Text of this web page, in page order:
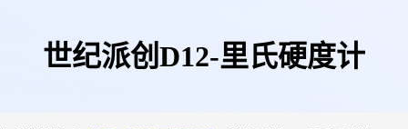
世纪派创D12-里氏硬度计